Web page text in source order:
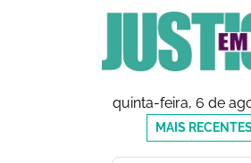
quinta-feira, 6 de
MAIS
RECENTES